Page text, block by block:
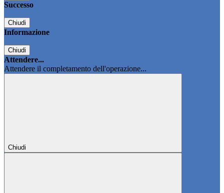
Successo
Chiudi
Informazione
Chiudi
Attendere...
Attendere il completamento dell'operazione...
Chiudi